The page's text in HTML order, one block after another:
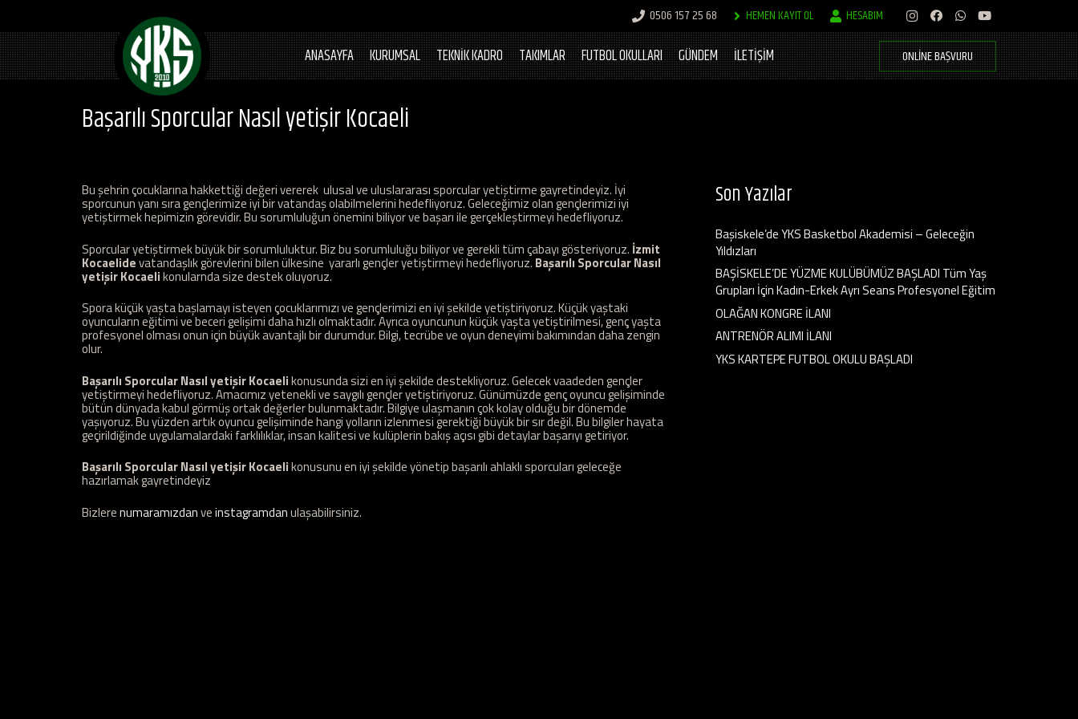
0506 157 25 68 HEMEN KAYIT OL HESABIM
ANASAYFA KURUMSAL TEKNİK KADRO TAKIMLAR FUTBOL OKULLARI GÜNDEM İLETİŞİM ONLINE BAŞVURU
Başarılı Sporcular Nasıl yetişir Kocaeli
Bu şehrin çocuklarına hakkettiği değeri vererek ulusal ve uluslararası sporcular yetiştirme gayretindeyiz. İyi
sporcunun yanı sıra gençlerimize iyi bir vatandaş olabilmelerini hedefliyoruz. Geleceğimiz olan gençlerimizi iyi
yetiştirmek hepimizin görevidir. Bu sorumluluğun önemini biliyor ve başarı ile gerçekleştirmeyi hedefliyoruz.
Sporcular yetiştirmek büyük bir sorumluluktur. Biz bu sorumluluğu biliyor ve gerekli tüm çabayı gösteriyoruz. İzmit
Kocaelidevatandaşlık görevlerini bilen ülkesine yararlı gençler yetiştirmeyi hedefliyoruz. Başarılı Sporcular Nasıl
yetişir Kocaelikonularnda size destek oluyoruz.
Spora küçük yaşta başlamayı isteyen çocuklarımızı ve gençlerimizi en iyi şekilde yetiştiriyoruz. Küçük yaştaki
oyuncuların eğitimi ve beceri gelişimi daha hızlı olmaktadır. Ayrıca oyuncunun küçük yaşta yetiştirilmesi, genç yaşta
profesyonel olması onun için büyük avantajlı bir durumdur. Bilgi, tecrübe ve oyun deneyimi bakımından daha zengin
olur.
Başarılı Sporcular Nasıl yetişir Kocaelikonusunda sizi en iyi şekilde destekliyoruz. Gelecek vaadeden gençler
yetiştirmeyi hedefliyoruz. Amacımız yetenekli ve saygılı gençler yetiştiriyoruz. Günümüzde genç oyuncu gelişiminde
bütün dünyada kabul görmüş ortak değerler bulunmaktadır. Bilgiye ulaşmanın çok kolay olduğu bir dönemde
yaşıyoruz. Bu yüzden artık oyuncu gelişiminde hangi yolların izlenmesi gerektiği büyük bir sır değil. Bu bilgiler hayata
geçirildiğinde uygulamalardaki farklılıklar, insan kalitesi ve kulüplerin bakış açısı gibi detaylar başarıyı getiriyor.
Başarılı Sporcular Nasıl yetişir Kocaelikonusunu en iyi şekilde yönetip başarılı ahlaklı sporcuları geleceğe
hazırlamak gayretindeyiz
Bizlerenumaramızdanveinstagramdanulaşabilirsiniz.
Son Yazılar
Başiskele’de YKS Basketbol Akademisi – Geleceğin
Yıldızları
BAŞİSKELE’DE YÜZME KULÜBÜMÜZ BAŞLADI Tüm Yaş
Grupları İçin Kadın-Erkek Ayrı Seans Profesyonel Eğitim
OLAĞAN KONGRE İLANI
ANTRENÖR ALIMI İLANI
YKS KARTEPE FUTBOL OKULU BAŞLADI